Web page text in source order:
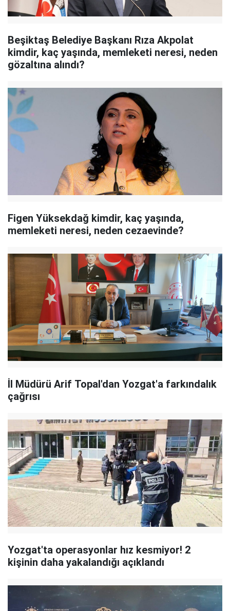
Beşiktaş Belediye Başkanı Rıza Akpolat
kimdir, kaç yaşında, memleketi neresi, neden
gözaltına alındı?
Figen Yüksekdağ kimdir, kaç yaşında,
memleketi neresi, neden cezaevinde?
İl Müdürü Arif Topal'dan Yozgat'a farkındalık
çağrısı
Yozgat'ta operasyonlar hız kesmiyor! 2
kişinin daha yakalandığı açıklandı